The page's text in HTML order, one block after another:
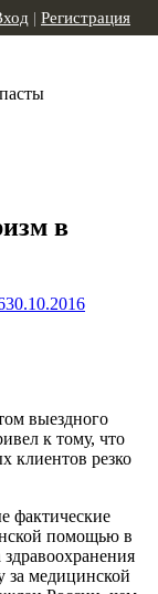
| Регистрация
в
30.10.2016
выездного
к тому, что
клиентов резко
фактические
помощью в
за медицинской